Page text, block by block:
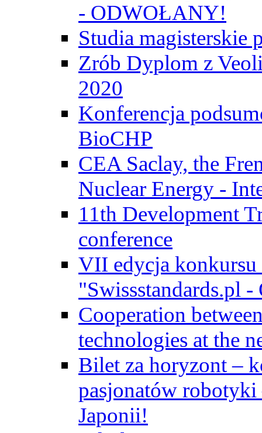
- ODWOŁANY!
Studia magisterskie
Zrób Dyplom z
2020
Konferencja
BioCHP
CEA Saclay, the
Nuclear Energy -
11th Development
conference
VII edycja konkursu
"Swissstandards.pl
Cooperation
technologies at the
Bilet za horyzont –
pasjonatów
Japonii!